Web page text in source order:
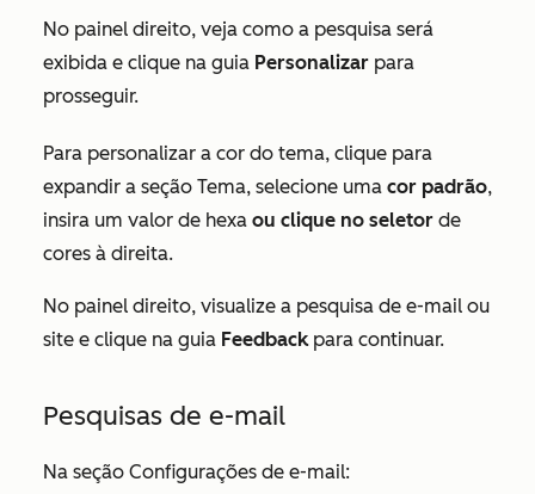
No painel direito, veja como a pesquisa será
exibida e clique na guia Personalizar para
prosseguir.
Para personalizar a cor do tema, clique para
expandir a seção Tema, selecione uma cor padrão,
insira um valor de hexa ou clique no seletor de
cores à direita.
No painel direito, visualize a pesquisa de e-mail ou
site e clique na guia Feedbackpara continuar.
Pesquisas de e-mail
Na seção Configurações de e-mail: